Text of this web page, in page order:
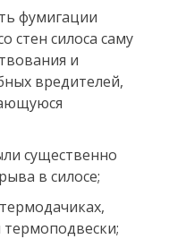
фумигации
стен силоса саму
и
вредителей,
существенно
в силосе;